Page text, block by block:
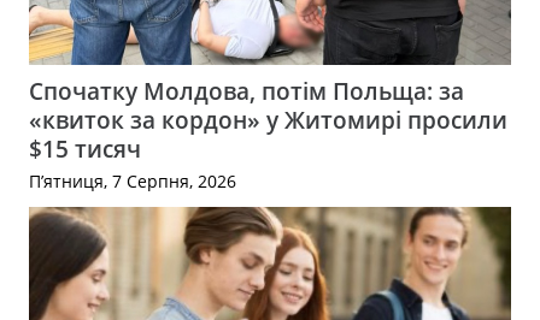
Спочатку Молдова, потім Польща: за
«квиток за кордон» у Житомирі просили
$15 тисяч
П’ятниця, 7 Серпня, 2026